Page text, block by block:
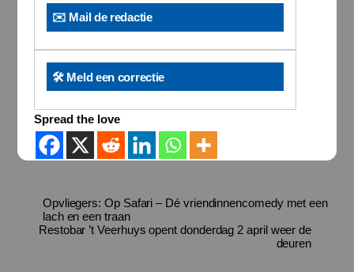
✉️ Mail de redactie
🛠️ Meld een correctie
Spread the love
Opvliegers: Op Safari – Dé vriendinnencomedy met een
lach en een traan
Restobar ’t Veerhuys opent donderdag 2 april weer de
deuren